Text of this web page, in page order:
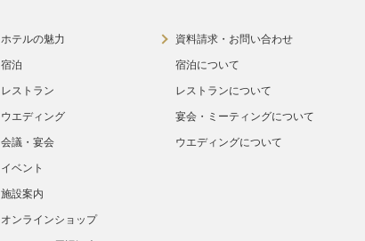
ホテルの魅力
宿泊
レストラン
ウエディング
会議・宴会
イベント
施設案内
オンラインショップ
資料請求・お問い合わせ
宿泊について
レストランについて
宴会・ミーティングについて
ウエディングについて